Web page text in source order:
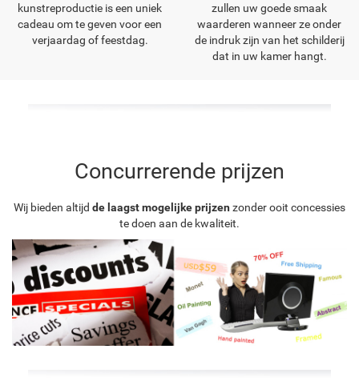
kunstreproductie is een uniek
cadeau om te geven voor een
verjaardag of feestdag.
zullen uw goede smaak
waarderen wanneer ze onder
de indruk zijn van het schilderij
dat in uw kamer hangt.
Concurrerende prijzen
Wij bieden altijd de laagst mogelijke prijzen zonder ooit concessies
te doen aan de kwaliteit.